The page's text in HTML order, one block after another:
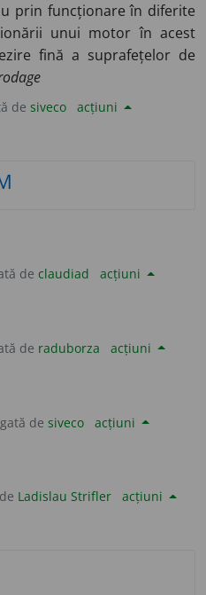
prin funcționare în diferite
unui motor în acest
fină a suprafețelor de
de siveco acțiuni
de claudiad acțiuni
de raduborza acțiuni
de siveco acțiuni
Ladislau Strifler acțiuni